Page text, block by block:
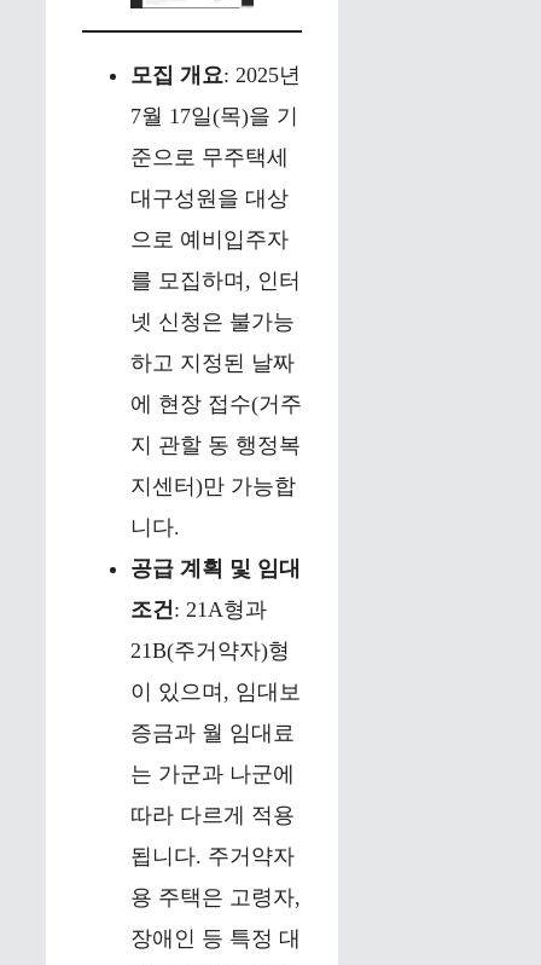
모집 개요: 2025년
7월 17일(목)을 기
준으로 무주택세
대구성원을 대상
으로 예비입주자
를 모집하며, 인터
넷 신청은 불가능
하고 지정된 날짜
에 현장 접수(거주
지 관할 동 행정복
지센터)만 가능합
니다.
공급 계획 및 임대
조건: 21A형과
21B(주거약자)형
이 있으며, 임대보
증금과 월 임대료
는 가군과 나군에
따라 다르게 적용
됩니다. 주거약자
용 주택은 고령자,
장애인 등 특정 대